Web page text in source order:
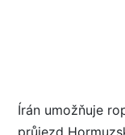
Írán umožňuje
průjezd